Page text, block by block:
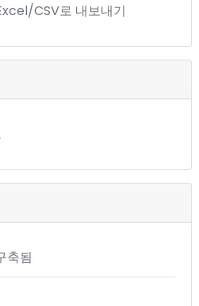
CSV로 내보내기
축됨